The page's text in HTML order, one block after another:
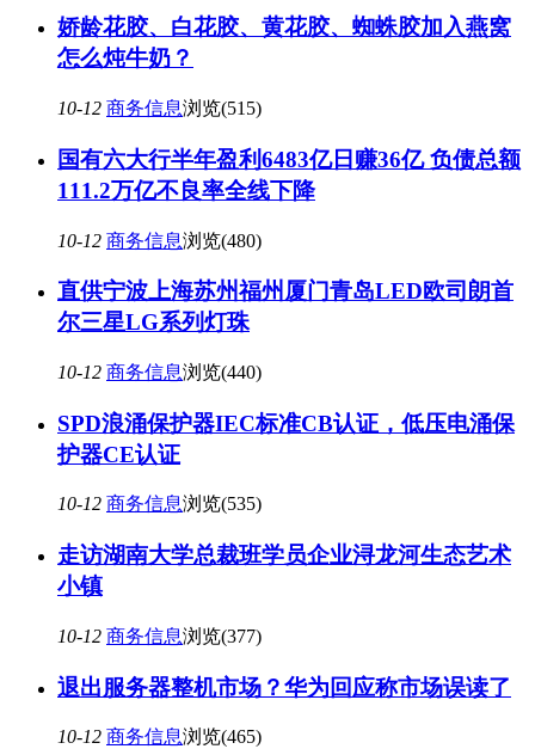
娇龄花胶、白花胶、黄花胶、蜘蛛胶加入燕窝
怎么炖牛奶？
10-12 商务信息浏览(515)
国有六大行半年盈利6483亿日赚36亿 负债总额
111.2万亿不良率全线下降
10-12 商务信息浏览(480)
直供宁波上海苏州福州厦门青岛LED欧司朗首
尔三星LG系列灯珠
10-12 商务信息浏览(440)
SPD浪涌保护器IEC标准CB认证，低压电涌保
护器CE认证
10-12 商务信息浏览(535)
走访湖南大学总裁班学员企业浔龙河生态艺术
小镇
10-12 商务信息浏览(377)
退出服务器整机市场？华为回应称市场误读了
10-12 商务信息浏览(465)